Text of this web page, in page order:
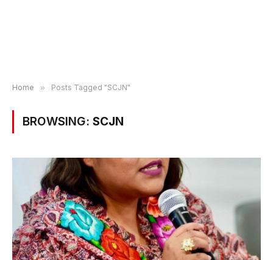
Home » Posts Tagged "SCJN"
BROWSING: SCJN